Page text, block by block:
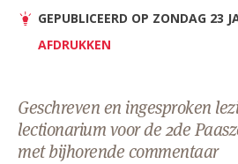
AANMELDEN OF
GEPUBLICEERD OP ZONDAG 23
AFDRUKKEN
Geschreven en ingesproken
lectionarium voor de 2de
met bijhorende commentaar